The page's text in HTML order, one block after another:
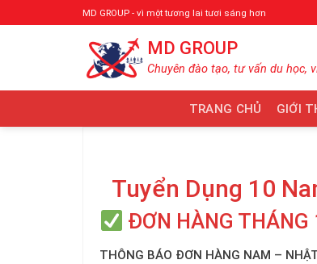
qua
MD GROUP - vì một tương lai tươi sáng hơn
MD GROUP
Chuyên đào tạo, tư vấn du học,
TRANG CHỦ GIỚI
Tuyển Dụng 10
ĐƠN HÀNG
THÔNG BÁO ĐƠN HÀNG NAM –